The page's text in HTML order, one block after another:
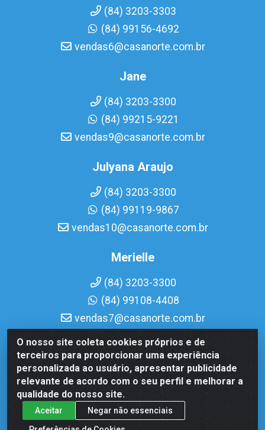
O nosso site coleta cookies próprios e de
terceiros para proporcionar uma experiência
personalizada ao usuário, apresentar publicidade
relevante de acordo com o seu perfil e melhorar a
qualidade do nosso site.
Aceitar
Negar não essenciais
(84) 3203-3303
(84) 99156-4692
vendas6@casanorte.com.br
Jane
(84) 3203-3300
(84) 99215-9221
vendas9@casanorte.com.br
Julyana Araujo
(84) 3203-3300
(84) 99119-9867
vendas10@casanorte.com.br
Merielle
(84) 3203-3300
(84) 99108-4408
vendas7@casanorte.com.br
Casa Norte LTDA - Av. Interventor Mário Câmara, 1815 -
Dix-Sept Rosado, Natal/RN - CEP 59054-600 - CNPJ
08.713.513/0001-51